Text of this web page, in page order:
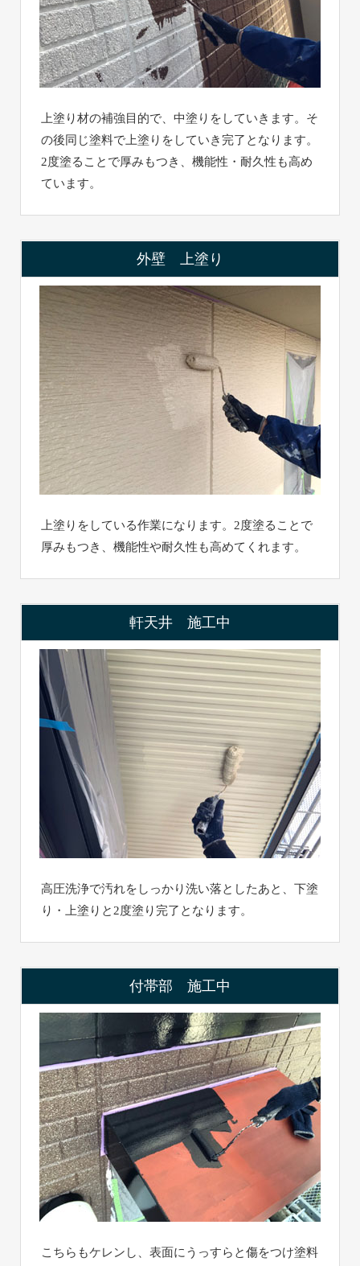
上塗り材の補強目的で、中塗りをしていきます。そ
の後同じ塗料で上塗りをしていき完了となります。
2度塗ることで厚みもつき、機能性・耐久性も高め
ています。
外壁 上塗り
上塗りをしている作業になります。2度塗ることで
厚みもつき、機能性や耐久性も高めてくれます。
軒天井 施工中
高圧洗浄で汚れをしっかり洗い落としたあと、下塗
り・上塗りと2度塗り完了となります。
付帯部 施工中
こちらもケレンし、表面にうっすらと傷をつけ塗料